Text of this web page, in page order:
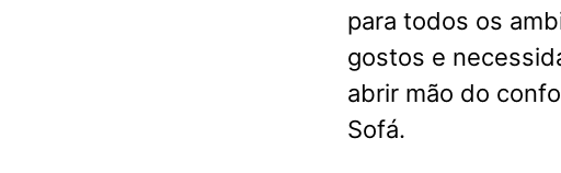
para todos os
gostos e
abrir mão do
Sofá.